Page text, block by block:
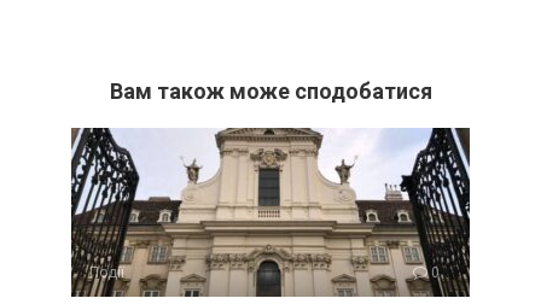
Вам також може сподобатися
Події 0